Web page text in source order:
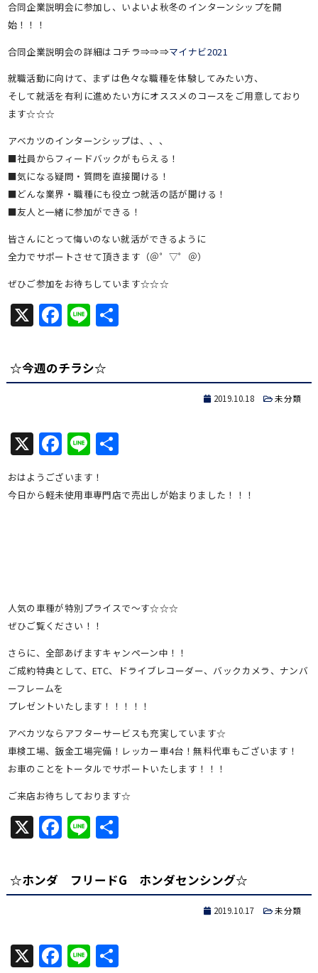
合同企業説明会に参加し、いよいよ秋冬のインターンシップを開
始！！！
合同企業説明会の詳細はコチラ⇒⇒⇒マイナビ2021
就職活動に向けて、まずは色々な職種を体験してみたい方、
そして就活を有利に進めたい方にオススメのコースをご用意しており
ます☆☆☆
アベカツのインターンシップは、、、
■社員からフィードバックがもらえる！
■気になる疑問・質問を直接聞ける！
■どんな業界・職種にも役立つ就活の話が聞ける！
■友人と一緒に参加ができる！
皆さんにとって悔いのない就活ができるように
全力でサポートさせて頂きます（＠゜▽゜＠）
ぜひご参加をお待ちしています☆☆☆
X Facebook
Line共
☆今週のチラシ☆
2019.10.18 未分類
X Facebook
Line共
おはようございます！
今日から軽未使用車専門店で売出しが始まりました！！！
人気の車種が特別プライスで～す☆☆☆
ぜひご覧ください！！
さらに、全部あげますキャンペーン中！！
ご成約特典として、ETC、ドライブレコーダー、バックカメラ、ナンバ
ーフレームを
プレゼントいたします！！！！！
アベカツならアフターサービスも充実しています☆
車検工場、鈑金工場完備！レッカー車4台！無料代車もございます！
お車のことをトータルでサポートいたします！！！
ご来店お待ちしております☆
X Facebook
Line共
☆ホンダ フリードG ホンダセンシング☆
2019.10.17 未分類
X Facebook
Line共